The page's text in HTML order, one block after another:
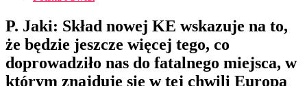
P. Jaki: Skład nowej KE wskazuje na to,
że będzie jeszcze więcej tego, co
doprowadziło nas do fatalnego miejsca, w
którym znajduje się w tej chwili Europa